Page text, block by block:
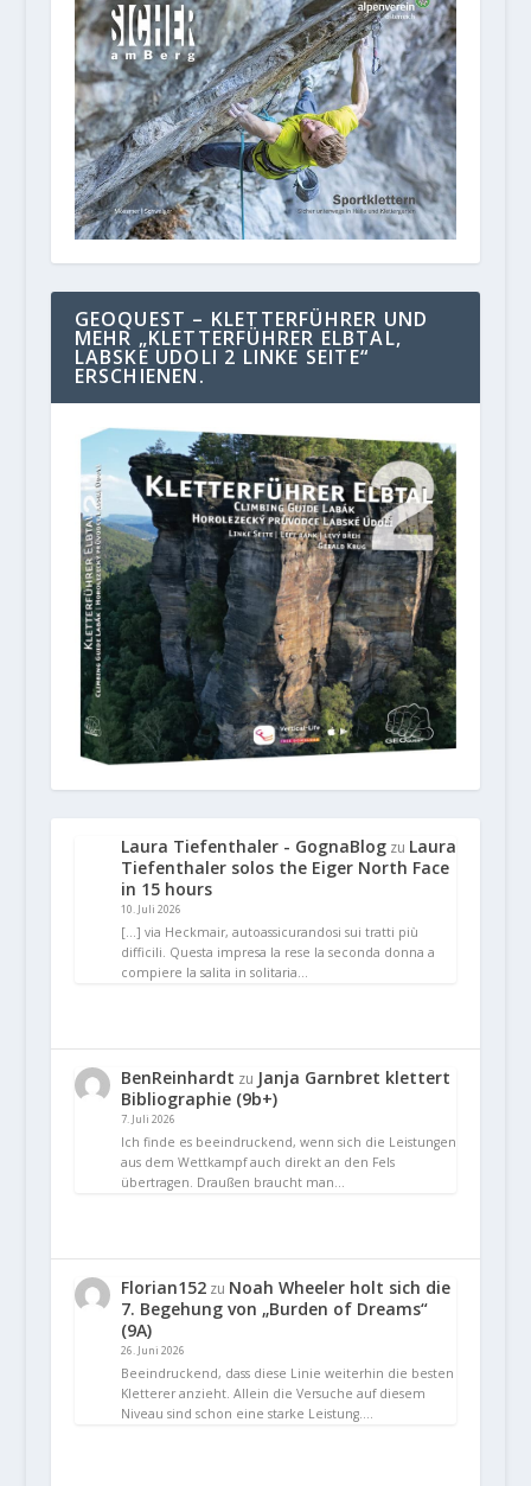
GEOQUEST – KLETTERFÜHRER UND
MEHR „KLETTERFÜHRER ELBTAL,
LABSKE UDOLI 2 LINKE SEITE“
ERSCHIENEN.
Laura Tiefenthaler - GognaBlogzu Laura
Tiefenthaler solos the Eiger North Face
in 15 hours
10. Juli 2026
[…] via Heckmair, autoassicurandosi sui tratti più
difficili. Questa impresa la rese la seconda donna a
compiere la salita in solitaria…
BenReinhardt zu Janja Garnbret klettert
Bibliographie (9b+)
7. Juli 2026
Ich finde es beeindruckend, wenn sich die Leistungen
aus dem Wettkampf auch direkt an den Fels
übertragen. Draußen braucht man…
Florian152zu Noah Wheeler holt sich die
7. Begehung von „Burden of Dreams“
(9A)
26. Juni 2026
Beeindruckend, dass diese Linie weiterhin die besten
Kletterer anzieht. Allein die Versuche auf diesem
Niveau sind schon eine starke Leistung.…